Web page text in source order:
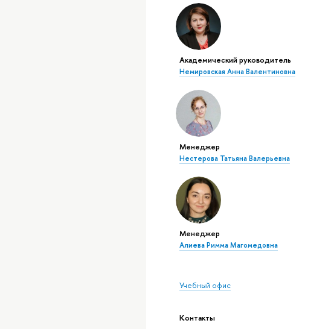
Академический руководитель
Немировская Анна Валентиновна
Менеджер
Нестерова Татьяна Валерьевна
Менеджер
Алиева Римма Магомедовна
Учебный офис
Контакты